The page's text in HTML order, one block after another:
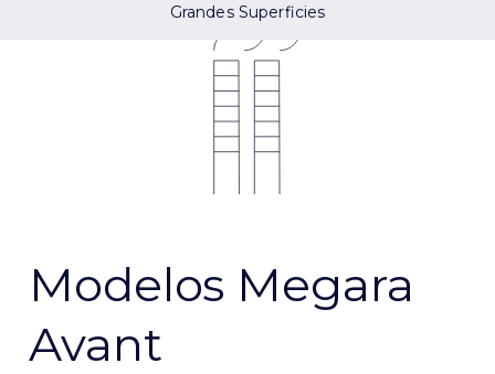
Grandes Superficies
Modelos Megara
Avant